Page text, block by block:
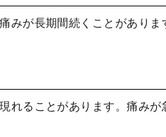
みが長期間続くことがありま
れることがあります。痛み